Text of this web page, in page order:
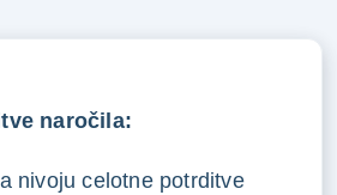
naročila:
nivoju celotne potrditve